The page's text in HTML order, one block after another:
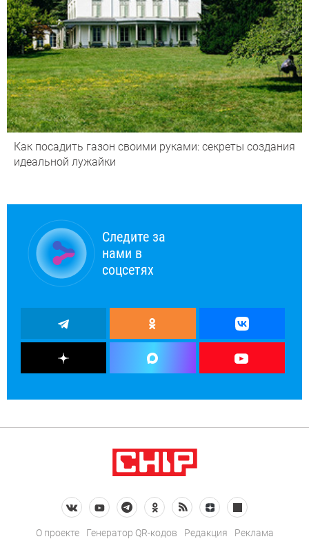
Как посадить газон своими руками: секреты создания
идеальной лужайки
Следите за
нами в
соцсетях
О проекте Генератор QR-кодов Редакция Реклама